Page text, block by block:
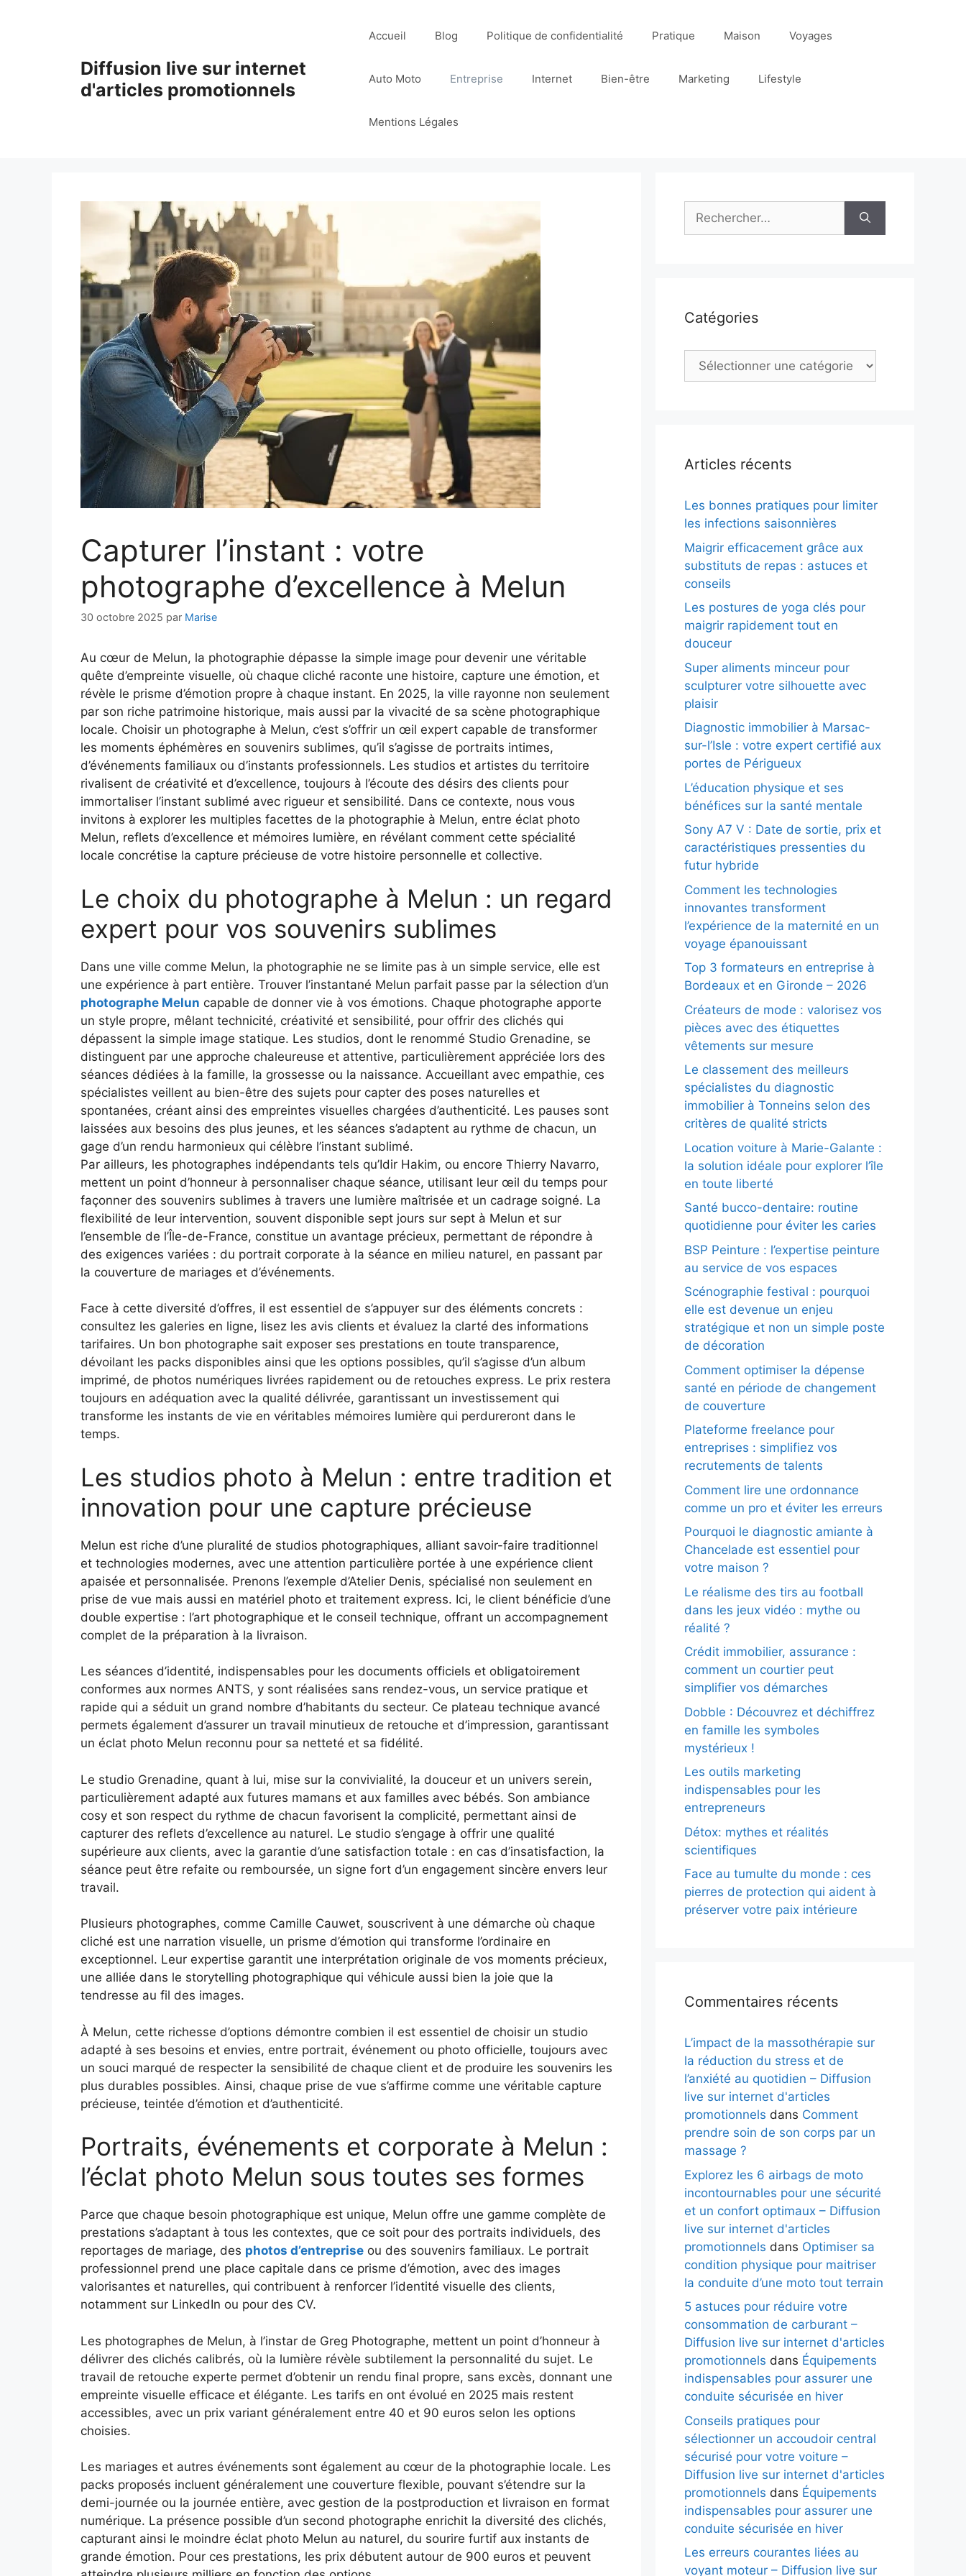
Diffusion live sur internet
d'articles promotionnels
Accueil Blog Politique de confidentialité Pratique Maison Voyages
Auto Moto Entreprise Internet Bien-être Marketing Lifestyle
Mentions Légales
Capturer l’instant : votre
photographe d’excellence à Melun
30 octobre 2025 par Marise
Au cœur de Melun, la photographie dépasse la simple image pour devenir une véritable
quête d’empreinte visuelle, où chaque cliché raconte une histoire, capture une émotion, et
révèle le prisme d’émotion propre à chaque instant. En 2025, la ville rayonne non seulement
par son riche patrimoine historique, mais aussi par la vivacité de sa scène photographique
locale. Choisir un photographe à Melun, c’est s’offrir un œil expert capable de transformer
les moments éphémères en souvenirs sublimes, qu’il s’agisse de portraits intimes,
d’événements familiaux ou d’instants professionnels. Les studios et artistes du territoire
rivalisent de créativité et d’excellence, toujours à l’écoute des désirs des clients pour
immortaliser l’instant sublimé avec rigueur et sensibilité. Dans ce contexte, nous vous
invitons à explorer les multiples facettes de la photographie à Melun, entre éclat photo
Melun, reflets d’excellence et mémoires lumière, en révélant comment cette spécialité
locale concrétise la capture précieuse de votre histoire personnelle et collective.
Le choix du photographe à Melun : un regard
expert pour vos souvenirs sublimes
Dans une ville comme Melun, la photographie ne se limite pas à un simple service, elle est
une expérience à part entière. Trouver l’instantané Melun parfait passe par la sélection d’un
photographe Melun capable de donner vie à vos émotions. Chaque photographe apporte
un style propre, mêlant technicité, créativité et sensibilité, pour offrir des clichés qui
dépassent la simple image statique. Les studios, dont le renommé Studio Grenadine, se
distinguent par une approche chaleureuse et attentive, particulièrement appréciée lors des
séances dédiées à la famille, la grossesse ou la naissance. Accueillant avec empathie, ces
spécialistes veillent au bien-être des sujets pour capter des poses naturelles et
spontanées, créant ainsi des empreintes visuelles chargées d’authenticité. Les pauses sont
laissées aux besoins des plus jeunes, et les séances s’adaptent au rythme de chacun, un
gage d’un rendu harmonieux qui célèbre l’instant sublimé.
Par ailleurs, les photographes indépendants tels qu’Idir Hakim, ou encore Thierry Navarro,
mettent un point d’honneur à personnaliser chaque séance, utilisant leur œil du temps pour
façonner des souvenirs sublimes à travers une lumière maîtrisée et un cadrage soigné. La
flexibilité de leur intervention, souvent disponible sept jours sur sept à Melun et sur
l’ensemble de l’Île-de-France, constitue un avantage précieux, permettant de répondre à
des exigences variées : du portrait corporate à la séance en milieu naturel, en passant par
la couverture de mariages et d’événements.
Face à cette diversité d’offres, il est essentiel de s’appuyer sur des éléments concrets :
consultez les galeries en ligne, lisez les avis clients et évaluez la clarté des informations
tarifaires. Un bon photographe sait exposer ses prestations en toute transparence,
dévoilant les packs disponibles ainsi que les options possibles, qu’il s’agisse d’un album
imprimé, de photos numériques livrées rapidement ou de retouches express. Le prix restera
toujours en adéquation avec la qualité délivrée, garantissant un investissement qui
transforme les instants de vie en véritables mémoires lumière qui perdureront dans le
temps.
Les studios photo à Melun : entre tradition et
innovation pour une capture précieuse
Melun est riche d’une pluralité de studios photographiques, alliant savoir-faire traditionnel
et technologies modernes, avec une attention particulière portée à une expérience client
apaisée et personnalisée. Prenons l’exemple d’Atelier Denis, spécialisé non seulement en
prise de vue mais aussi en matériel photo et traitement express. Ici, le client bénéficie d’une
double expertise : l’art photographique et le conseil technique, offrant un accompagnement
complet de la préparation à la livraison.
Les séances d’identité, indispensables pour les documents officiels et obligatoirement
conformes aux normes ANTS, y sont réalisées sans rendez-vous, un service pratique et
rapide qui a séduit un grand nombre d’habitants du secteur. Ce plateau technique avancé
permets également d’assurer un travail minutieux de retouche et d’impression, garantissant
un éclat photo Melun reconnu pour sa netteté et sa fidélité.
Le studio Grenadine, quant à lui, mise sur la convivialité, la douceur et un univers serein,
particulièrement adapté aux futures mamans et aux familles avec bébés. Son ambiance
cosy et son respect du rythme de chacun favorisent la complicité, permettant ainsi de
capturer des reflets d’excellence au naturel. Le studio s’engage à offrir une qualité
supérieure aux clients, avec la garantie d’une satisfaction totale : en cas d’insatisfaction, la
séance peut être refaite ou remboursée, un signe fort d’un engagement sincère envers leur
travail.
Plusieurs photographes, comme Camille Cauwet, souscrivent à une démarche où chaque
cliché est une narration visuelle, un prisme d’émotion qui transforme l’ordinaire en
exceptionnel. Leur expertise garantit une interprétation originale de vos moments précieux,
une alliée dans le storytelling photographique qui véhicule aussi bien la joie que la
tendresse au fil des images.
À Melun, cette richesse d’options démontre combien il est essentiel de choisir un studio
adapté à ses besoins et envies, entre portrait, événement ou photo officielle, toujours avec
un souci marqué de respecter la sensibilité de chaque client et de produire les souvenirs les
plus durables possibles. Ainsi, chaque prise de vue s’affirme comme une véritable capture
précieuse, teintée d’émotion et d’authenticité.
Portraits, événements et corporate à Melun :
l’éclat photo Melun sous toutes ses formes
Parce que chaque besoin photographique est unique, Melun offre une gamme complète de
prestations s’adaptant à tous les contextes, que ce soit pour des portraits individuels, des
reportages de mariage, des photos d’entreprise ou des souvenirs familiaux. Le portrait
professionnel prend une place capitale dans ce prisme d’émotion, avec des images
valorisantes et naturelles, qui contribuent à renforcer l’identité visuelle des clients,
notamment sur LinkedIn ou pour des CV.
Les photographes de Melun, à l’instar de Greg Photographe, mettent un point d’honneur à
délivrer des clichés calibrés, où la lumière révèle subtilement la personnalité du sujet. Le
travail de retouche experte permet d’obtenir un rendu final propre, sans excès, donnant une
empreinte visuelle efficace et élégante. Les tarifs en ont évolué en 2025 mais restent
accessibles, avec un prix variant généralement entre 40 et 90 euros selon les options
choisies.
Les mariages et autres événements sont également au cœur de la photographie locale. Les
packs proposés incluent généralement une couverture flexible, pouvant s’étendre sur la
demi-journée ou la journée entière, avec gestion de la postproduction et livraison en format
numérique. La présence possible d’un second photographe enrichit la diversité des clichés,
capturant ainsi le moindre éclat photo Melun au naturel, du sourire furtif aux instants de
grande émotion. Pour ces prestations, les prix débutent autour de 900 euros et peuvent
Rechercher :
Catégories
Catégories
Articles récents
Les bonnes pratiques pour limiter
les infections saisonnières
Maigrir efficacement grâce aux
substituts de repas : astuces et
conseils
Les postures de yoga clés pour
maigrir rapidement tout en
douceur
Super aliments minceur pour
sculpturer votre silhouette avec
plaisir
Diagnostic immobilier à Marsac-
sur-l’Isle : votre expert certifié aux
portes de Périgueux
L’éducation physique et ses
bénéfices sur la santé mentale
Sony A7 V : Date de sortie, prix et
caractéristiques pressenties du
futur hybride
Comment les technologies
innovantes transforment
l’expérience de la maternité en un
voyage épanouissant
Top 3 formateurs en entreprise à
Bordeaux et en Gironde – 2026
Créateurs de mode : valorisez vos
pièces avec des étiquettes
vêtements sur mesure
Le classement des meilleurs
spécialistes du diagnostic
immobilier à Tonneins selon des
critères de qualité stricts
Location voiture à Marie-Galante :
la solution idéale pour explorer l’île
en toute liberté
Santé bucco-dentaire: routine
quotidienne pour éviter les caries
BSP Peinture : l’expertise peinture
au service de vos espaces
Scénographie festival : pourquoi
elle est devenue un enjeu
stratégique et non un simple poste
de décoration
Comment optimiser la dépense
santé en période de changement
de couverture
Plateforme freelance pour
entreprises : simplifiez vos
recrutements de talents
Comment lire une ordonnance
comme un pro et éviter les erreurs
Pourquoi le diagnostic amiante à
Chancelade est essentiel pour
votre maison ?
Le réalisme des tirs au football
dans les jeux vidéo : mythe ou
réalité ?
Crédit immobilier, assurance :
comment un courtier peut
simplifier vos démarches
Dobble : Découvrez et déchiffrez
en famille les symboles
mystérieux !
Les outils marketing
indispensables pour les
entrepreneurs
Détox: mythes et réalités
scientifiques
Face au tumulte du monde : ces
pierres de protection qui aident à
préserver votre paix intérieure
Commentaires récents
L’impact de la massothérapie sur
la réduction du stress et de
l’anxiété au quotidien – Diffusion
live sur internet d'articles
promotionnels dans Comment
prendre soin de son corps par un
massage ?
Explorez les 6 airbags de moto
incontournables pour une sécurité
et un confort optimaux – Diffusion
live sur internet d'articles
promotionnels dans Optimiser sa
condition physique pour maitriser
la conduite d’une moto tout terrain
5 astuces pour réduire votre
consommation de carburant –
Diffusion live sur internet d'articles
promotionnels dans Équipements
indispensables pour assurer une
conduite sécurisée en hiver
Conseils pratiques pour
sélectionner un accoudoir central
sécurisé pour votre voiture –
Diffusion live sur internet d'articles
promotionnels dans Équipements
indispensables pour assurer une
conduite sécurisée en hiver
Les erreurs courantes liées au
voyant moteur – Diffusion live sur